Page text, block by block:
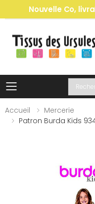
Nouvelle Co,
Toggle
Accueil
Mercerie
Patron Burda Kids